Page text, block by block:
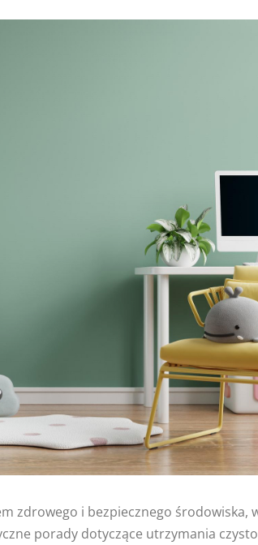
zdrowego i bezpiecznego środowiska,
porady dotyczące utrzymania